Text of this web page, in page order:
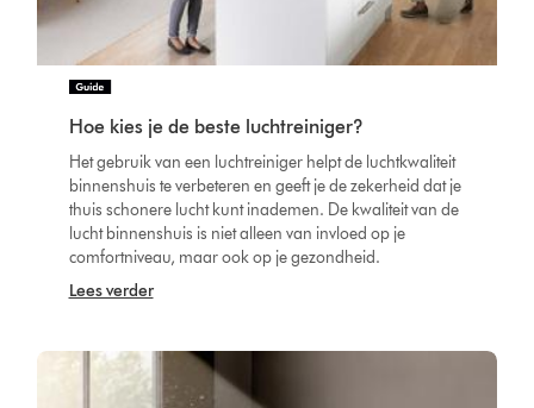
Hoe kies je de beste luchtreiniger?
Het gebruik van een luchtreiniger helpt de luchtkwaliteit
binnenshuis te verbeteren en geeft je de zekerheid dat je
thuis schonere lucht kunt inademen. De kwaliteit van de
lucht binnenshuis is niet alleen van invloed op je
comfortniveau, maar ook op je gezondheid.
Lees verder